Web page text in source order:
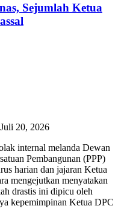
Sejumlah Ketua
Juli 20, 2026
internal melanda Dewan
Pembangunan (PPP)
harian dan jajaran Ketua
mengejutkan menyatakan
drastis ini dipicu oleh
kepemimpinan Ketua DPC